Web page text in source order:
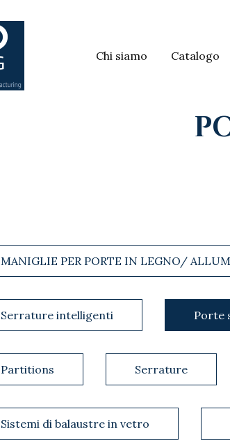
Chi siamo Catalogo
MANIGLIE PER PORTE IN LEGNO/
Serrature intelligenti Porte
Partitions Serrature
Sistemi di balaustre in vetro